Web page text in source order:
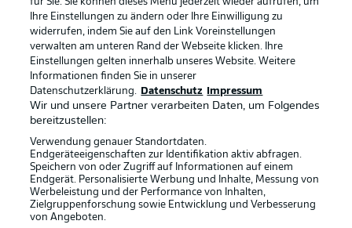
13' Zielspieler im Fokus
Yardımcı und Opoku sind bislang die Zielspieler bei den
Gastgebern. Nach einem geordneten Spielaufbau will
Aydin Opoku in die Tiefe schicken, doch die Preußen sind
defensiv aufmerksam und fangen den Ball ab.
Münster unter Druck
Münster hat deutliche Probleme mit dem hohen
Pressing der Gastgeber. Im Spielaufbau unterlaufen den
Gästen viele Ballverluste, immer wieder versuchen sie
es mit langen Bällen. Braunschweig kommt so
regelmäßig in gefährliche Situationen.
Ihre Einstellungen zu ändern oder Ihre Einwilligung zu
widerrufen, indem Sie auf den Link Voreinstellungen
verwalten am unteren Rand der Webseite klicken. Ihre
Einstellungen gelten innerhalb unseres Website. Weitere
Informationen finden Sie in unserer
Datenschutzerklärung.
Datenschutz Impressum
Wir und unsere Partner verarbeiten Daten, um Folgendes
bereitzustellen:
Verwendung genauer Standortdaten.
Endgeräteeigenschaften zur Identifikation aktiv abfragen.
Speichern von oder Zugriff auf Informationen auf einem
Endgerät. Personalisierte Werbung und Inhalte, Messung von
Werbeleistung und der Performance von Inhalten,
Zielgruppenforschung sowie Entwicklung und Verbesserung
von Angeboten.